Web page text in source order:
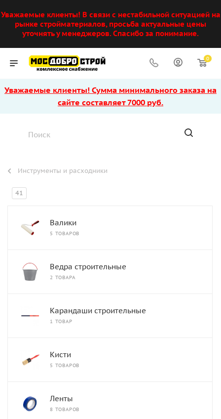
Уважаемые клиенты! В связи с нестабильной ситуацией на
рынке стройматериалов, просьба актуальные цены
уточнять у менеджеров. Спасибо за понимание.
0
Уважаемые клиенты! Сумма минимального заказа на
сайте составляет 7000 руб.
Инструменты и расходники
41
Валики
5 ТОВАРОВ
Ведра строительные
2 ТОВАРА
Карандаши строительные
1 ТОВАР
Кисти
5 ТОВАРОВ
Ленты
8 ТОВАРОВ